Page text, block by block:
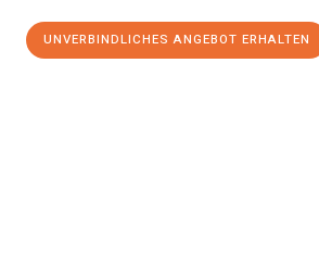
UNVERBINDLICHES ANGEBOT ERHALTEN